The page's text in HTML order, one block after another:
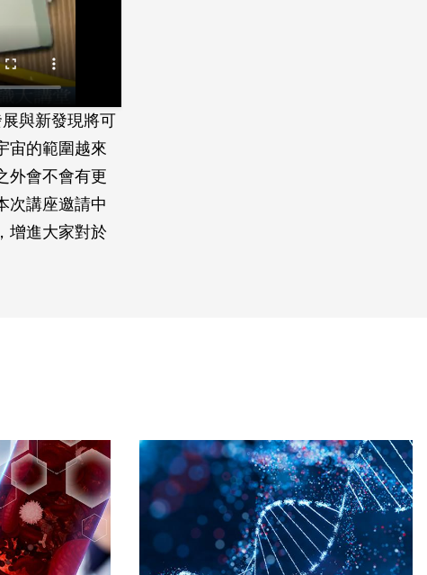
與新發現將可
宙的範圍越來
外會不會有更
次講座邀請中
增進大家對於